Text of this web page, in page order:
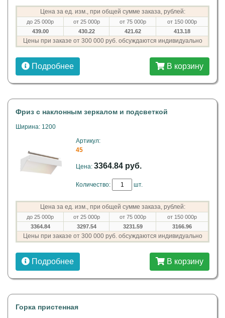
Цена за ед. изм., при общей сумме заказа, рублей:
до 25 000р от 25 000р от 75 000р
от 150 000р
439.00
430.22 421.62 413.18
Цены при заказе от 300 000 руб. обсуждаются индивидуально
Подробнее В корзину
Фриз с наклонным зеркалом и подсветкой
Ширина: 1200
Артикул:
45
Цена: 3364.84 руб.
Количество: шт.
Цена за ед. изм., при общей сумме заказа, рублей:
до 25 000р от 25 000р от 75 000р
от 150 000р
3364.84
3297.54 3231.59 3166.96
Цены при заказе от 300 000 руб. обсуждаются индивидуально
Подробнее В корзину
Горка пристенная